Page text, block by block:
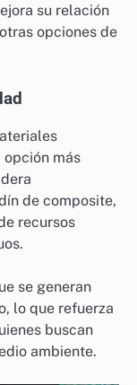
su relación
opciones de
opción más
de composite,
recursos
se generan
lo que refuerza
buscan
ambiente.